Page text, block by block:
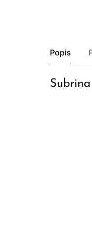
Popis